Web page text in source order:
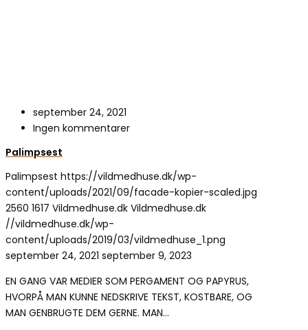
september 24, 2021
Ingen kommentarer
Palimpsest
Palimpsest https://vildmedhuse.dk/wp-
content/uploads/2021/09/facade-kopier-scaled.jpg
2560 1617 Vildmedhuse.dk Vildmedhuse.dk
//vildmedhuse.dk/wp-
content/uploads/2019/03/vildmedhuse_1.png
september 24, 2021 september 9, 2023
EN GANG VAR MEDIER SOM PERGAMENT OG PAPYRUS,
HVORPÅ MAN KUNNE NEDSKRIVE TEKST, KOSTBARE, OG
MAN GENBRUGTE DEM GERNE. MAN…